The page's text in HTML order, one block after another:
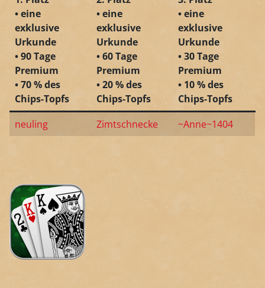
• eine
exklusive
Urkunde
• 90 Tage
Premium
• 70 % des
Chips-Topfs
• eine
exklusive
Urkunde
• 60 Tage
Premium
• 20 % des
Chips-Topfs
• eine
exklusive
Urkunde
• 30 Tage
Premium
• 10 % des
Chips-Topfs
neuling
Zimtschnecke ~Anne~1404